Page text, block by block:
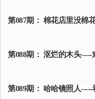
第087期： 棉花店里没棉
第088期： 沤烂的木头-----
第089期： 哈哈镜照人-----